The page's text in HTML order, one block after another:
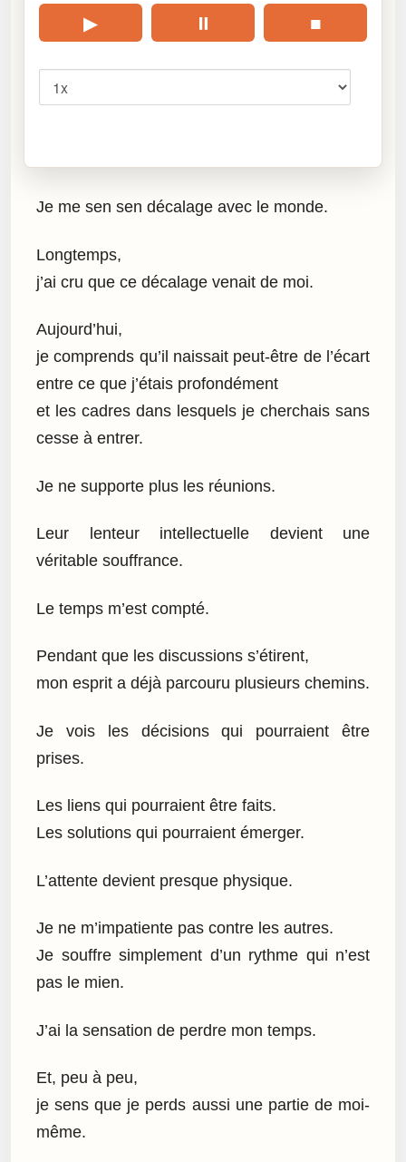
▶ ⏸ ■
Je me sen sen décalage avec le monde.
Longtemps,
j’ai cru que ce décalage venait de moi.
Aujourd’hui,
je comprends qu’il naissait peut-être de l’écart
entre ce que j’étais profondément
et les cadres dans lesquels je cherchais sans
cesse à entrer.
Je ne supporte plus les réunions.
Leur lenteur intellectuelle devient une
véritable souffrance.
Le temps m’est compté.
Pendant que les discussions s’étirent,
mon esprit a déjà parcouru plusieurs chemins.
Je vois les décisions qui pourraient être
prises.
Les liens qui pourraient être faits.
Les solutions qui pourraient émerger.
L’attente devient presque physique.
Je ne m’impatiente pas contre les autres.
Je souffre simplement d’un rythme qui n’est
pas le mien.
J’ai la sensation de perdre mon temps.
Et, peu à peu,
je sens que je perds aussi une partie de moi-
même.